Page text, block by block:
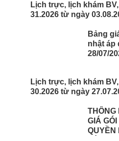
Lịch trực, lịch khám
31.2026 từ ngày
Bảng
nhật áp
28/07/
Lịch trực, lịch khám
30.2026 từ ngày
THÔNG BÁO
GIÁ GÓI GIA HẠN BẢN
QUYỀN PHẦN MỀM BẢO